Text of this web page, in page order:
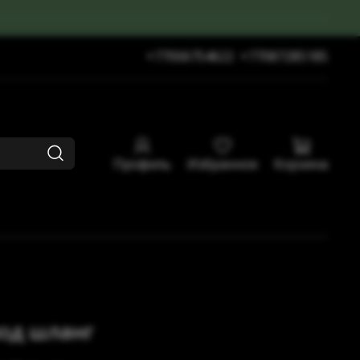
+77006754622 +77087285185
Профиль Избранное Корзина
шланг